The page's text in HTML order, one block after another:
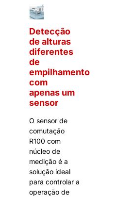
Detecção
de alturas
diferentes
de
empilhamento
com
apenas um
sensor
O sensor de
comutação
R100 com
núcleo de
medição é a
solução ideal
para controlar a
operação de